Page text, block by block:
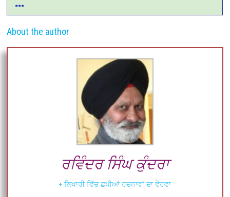
***
About the author
ਰਵਿੰਦਰ ਸਿੰਘ ਕੁੰਦਰਾ
+ ਲਿਖਾਰੀ ਵਿੱਚ ਛਪੀਆਂ ਰਚਨਾਵਾਂ ਦਾ ਵੇਰਵਾ